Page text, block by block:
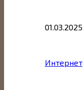
01.03.2025
Интернет